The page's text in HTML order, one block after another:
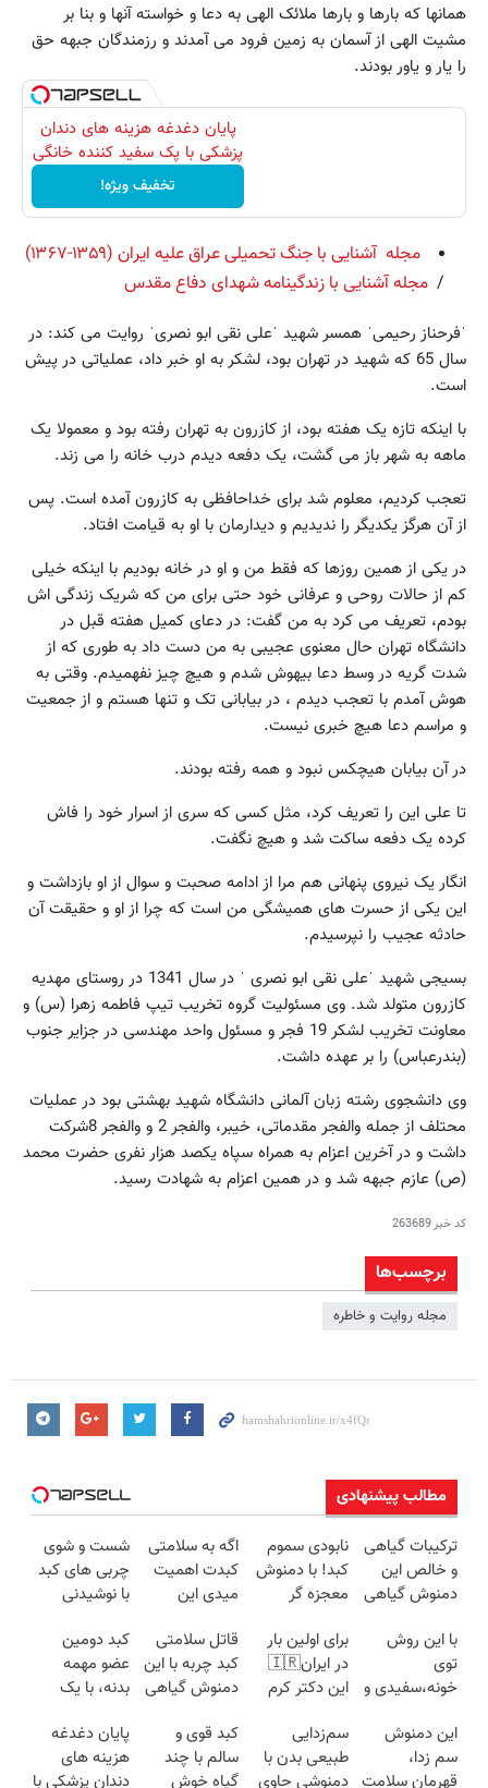
همانها که بارها و بارها ملائک الهی به دعا و خواسته آنها و بنا بر
مشیت الهی از آسمان به زمین فرود می آمدند و رزمندگان جبهه حق
را یار و یاور بودند.
پایان دغدغه هزینه های دندان
پزشکی با پک سفید کننده خانگی
تخفیف ویژه!
مجله آشنایی با جنگ تحمیلی عراق علیه ایران (۱۳۵۹-۱۳۶۷)
/ مجله آشنایی با زندگینامه شهدای دفاع مقدس
ˈفرحناز رحیمیˈ همسر شهید ˈعلی نقی ابو نصریˈ روایت می کند: در
سال 65 که شهید در تهران بود، لشکر به او خبر داد، عملیاتی در پیش
است.
با اینکه تازه یک هفته بود، از کازرون به تهران رفته بود و معمولا یک
ماهه به شهر باز می گشت، یک دفعه دیدم درب خانه را می زند.
تعجب کردیم، معلوم شد برای خداحافظی به کازرون آمده است. پس
از آن هرگز یکدیگر را ندیدیم و دیدارمان با او به قیامت افتاد.
در یکی از همین روزها که فقط من و او در خانه بودیم با اینکه خیلی
کم از حالات روحی و عرفانی خود حتی برای من که شریک زندگی اش
بودم، تعریف می کرد به من گفت: در دعای کمیل هفته قبل در
دانشگاه تهران حال معنوی عجیبی به من دست داد به طوری که از
شدت گریه در وسط دعا بیهوش شدم و هیچ چیز نفهمیدم. وقتی به
هوش آمدم با تعجب دیدم ، در بیابانی تک و تنها هستم و از جمعیت
و مراسم دعا هیچ خبری نیست.
در آن بیابان هیچکس نبود و همه رفته بودند.
تا علی این را تعریف کرد، مثل کسی که سری از اسرار خود را فاش
کرده یک دفعه ساکت شد و هیچ نگفت.
انگار یک نیروی پنهانی هم مرا از ادامه صحبت و سوال از او بازداشت و
این یکی از حسرت های همیشگی من است که چرا از او و حقیقت آن
حادثه عجیب را نپرسیدم.
بسیجی شهید ˈعلی نقی ابو نصری ˈ در سال 1341 در روستای مهدیه
کازرون متولد شد. وی مسئولیت گروه تخریب تیپ فاطمه زهرا (س) و
معاونت تخریب لشکر 19 فجر و مسئول واحد مهندسی در جزایر جنوب
(بندرعباس) را بر عهده داشت.
وی دانشجوی رشته زبان آلمانی دانشگاه شهید بهشتی بود در عملیات
محتلف از جمله والفجر مقدماتی، خیبر، والفجر 2 و والفجر 8شرکت
داشت و در آخرین اعزام به همراه سپاه یکصد هزار نفری حضرت محمد
(ص) عازم جبهه شد و در همین اعزام به شهادت رسید.
کد خبر263689
برچسب‌ها
مجله روایت و خاطره
مطالب پیشنهادی
ترکیبات گیاهی
و خالص این
دمنوش گیاهی
پاکسازی میکنه
نابودی سموم
کبد! با دمنوش
معجزه گر
مرجوعیfile:///C:/Users
اگه به سلامتی
کبدت اهمیت
میدی این
استفاده کن
شست و شوی
چربی های کبد
با نوشیدنی
با این روش
توی
خونه،سفیدی و
برگردون
(40%off)
برای اولین بار
در ایران🇮🇷
این دکتر کرم
روزه ساخت!
قاتل سلامتی
کبد چربه با این
دمنوش گیاهی
کبد دومین
عضو مهمه
بدنه، با یک
مراقبش باش
این دمنوش
سم زدا،
قهرمان سلامت
سم‌زدایی
طبیعی بدن با
دمنوشی حاوی
کبد قوی و
سالم با چند
گیاه خوش
پایان دغدغه
هزینه های
دندان پزشکی با